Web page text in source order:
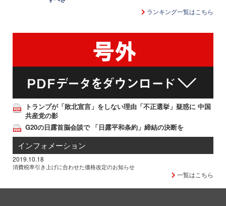
ランキング一覧はこちら
トランプが「敗北宣言」をしない理由「不正選挙」疑惑に 中国
共産党の影
G20の日露首脳会談で 「日露平和条約」締結の決断を
インフォメーション
2019.10.18
消費税率引き上げに合わせた価格改定のお知らせ
一覧はこちら